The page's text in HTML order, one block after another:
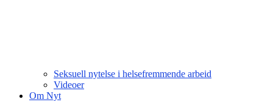
Seksuell nytelse i helsefremmende arbeid
Videoer
Om Nyt